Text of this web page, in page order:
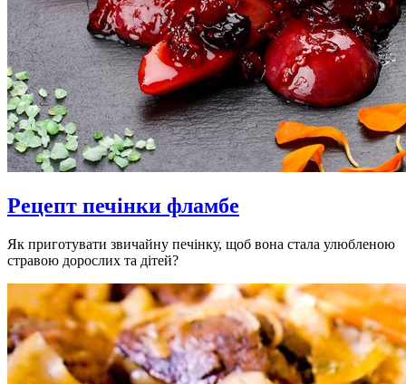
Рецепт печінки фламбе
Як приготувати звичайну печінку, щоб вона стала улюбленою
стравою дорослих та дітей?